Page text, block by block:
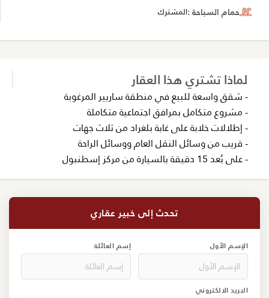
حمام السباحة :المشترك
لماذا تشتري هذا العقار
- شقق واسعة للبيع في منطقة ساريير المرغوبة
- مشروع متكامل بمرافق اجتماعية متكاملة
- إطلالات خلابة على غابة بلغراد من ثلاث جهات
- قريب من وسائل النقل العام ووسائل الراحة
- على بُعد 15 دقيقة بالسيارة من مركز إسطنبول
تحدث إلى خبير عقاري
الإسم الأول إسم العائلة
البريد الالكتروني